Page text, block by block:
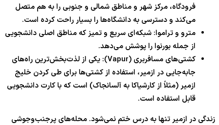
فرودگاه، مرکز شهر و مناطق شمالی و جنوبی را به هم متصل
می‌کند و دسترسی به دانشگاه‌ها را بسیار راحت کرده است.
مترو و تراموا: شبکه‌ای سریع و تمیز که مناطق اصلی دانشجویی
از جمله بورنوا را پوشش می‌دهد.
کشتی‌های مسافربری (Vapur): یکی از لذت‌بخش‌ترین راه‌های
جابه‌جایی در ازمیر، استفاده از کشتی‌ها برای طی کردن خلیج
ازمیر (مثلاً از کارشیاکا به آلسانجاک) است که با کارت دانشجویی
قابل استفاده است.
زندگی در ازمیر تنها به درس ختم نمی‌شود. محله‌های پرجنب‌وجوشی